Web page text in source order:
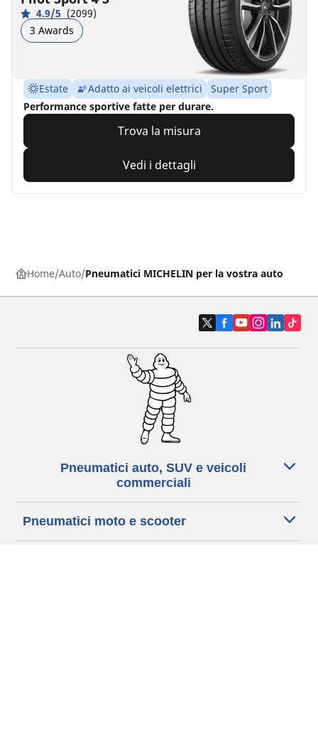
4.9/5 (2099)
3 Awards
Estate Adatto ai veicoli elettrici
Super Sport
Performance sportive fatte per durare.
Trova la misura
Vedi i dettagli
Home Auto Pneumatici MICHELIN per la vostra auto
Pneumatici auto, SUV e veicoli
commerciali
Pneumatici moto e scooter